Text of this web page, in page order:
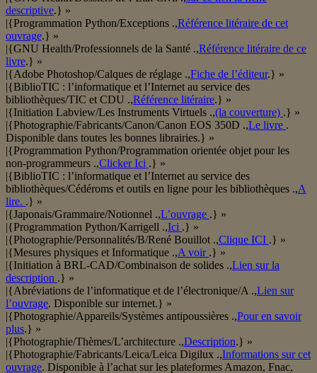
descriptive.} »
|{Programmation Python/Exceptions .,Référence litéraire de cet
ouvrage.} »
|{GNU Health/Professionnels de la Santé .,Référence litéraire de ce
livre.} »
|{Adobe Photoshop/Calques de réglage .,Fiche de l’éditeur.} »
|{BiblioTIC : l’informatique et l’Internet au service des
bibliothèques/TIC et CDU .,Référence litéraire.} »
|{Initiation Labview/Les Instruments Virtuels .,(la couverture) .} »
|{Photographie/Fabricants/Canon/Canon EOS 350D .,Le livre .
Disponible dans toutes les bonnes librairies.} »
|{Programmation Python/Programmation orientée objet pour les
non-programmeurs .,Clicker Ici .} »
|{BiblioTIC : l’informatique et l’Internet au service des
bibliothèques/Cédéroms et outils en ligne pour les bibliothèques .,A
lire. .} »
|{Japonais/Grammaire/Notionnel .,L’ouvrage .} »
|{Programmation Python/Karrigell .,Ici .} »
|{Photographie/Personnalités/B/René Bouillot .,Clique ICI .} »
|{Mesures physiques et Informatique .,A voir .} »
|{Initiation à BRL-CAD/Combinaison de solides .,Lien sur la
description .} »
|{Abréviations de l’informatique et de l’électronique/A .,Lien sur
l’ouvrage. Disponible sur internet.} »
|{Photographie/Appareils/Systèmes antipoussières .,Pour en savoir
plus.} »
|{Photographie/Thèmes/L’architecture .,Description.} »
|{Photographie/Fabricants/Leica/Leica Digilux .,Informations sur cet
ouvrage. Disponible à l’achat sur les plateformes Amazon, Fnac,